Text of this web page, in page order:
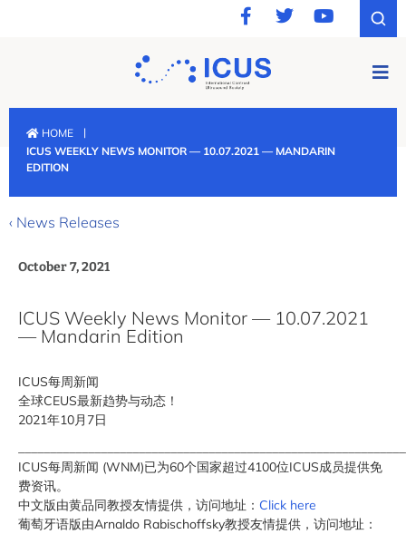
HOME
|
ICUS WEEKLY NEWS MONITOR — 10.07.2021 — MANDARIN
EDITION
‹ News Releases
October 7, 2021
ICUS Weekly News Monitor — 10.07.2021
— Mandarin Edition
ICUS每周新闻
全球CEUS最新趋势与动态！
2021年10月7日
ICUS每周新闻 (WNM)已为60个国家超过4100位ICUS成员提供免
费资讯。
中文版由黄品同教授友情提供，访问地址： Click here
葡萄牙语版由Arnaldo Rabischoffsky教授友情提供，访问地址：